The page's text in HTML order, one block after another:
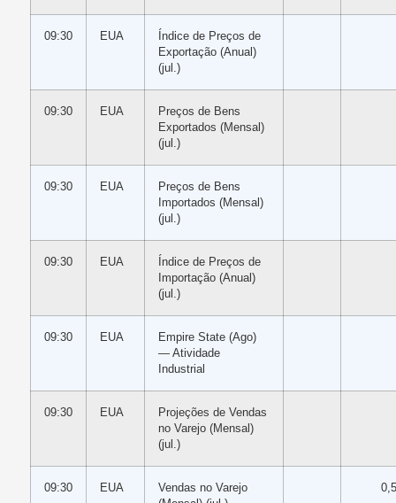
09:30 EUA
Índice de Preços de
Exportação (Anual)
(jul.)
09:30 EUA
Preços de Bens
Exportados (Mensal)
(jul.)
09:30 EUA
Preços de Bens
Importados (Mensal)
(jul.)
09:30 EUA
Índice de Preços de
Importação (Anual)
(jul.)
09:30 EUA
Empire State (Ago)
— Atividade
Industrial
09:30 EUA
Projeções de Vendas
no Varejo (Mensal)
(jul.)
09:30 EUA
Vendas no Varejo